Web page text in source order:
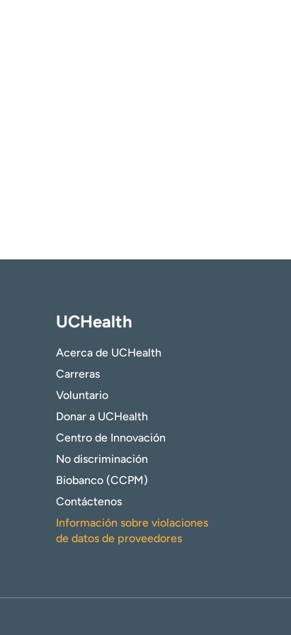
UCHealth
Acerca de UCHealth
Carreras
Voluntario
Donar a UCHealth
Centro de Innovación
No discriminación
Biobanco (CCPM)
Contáctenos
Información sobre violaciones
de datos de proveedores